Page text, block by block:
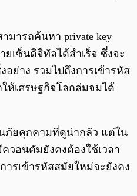
มารถค้นหา private key
ยเซ็นดิจิทัลได้สำเร็จ ซึ่งจะ
ย่าง รวมไปถึงการเข้ารหัส
ห้เศรษฐกิจโลกล่มจมได้
ภัยคุกคามที่ดูน่ากลัว แต่ใน
วอนตัมยังคงต้องใช้เวลา
รเข้ารหัสสมัยใหม่จะยังคง